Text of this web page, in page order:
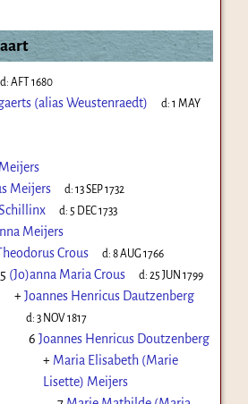
d:AFT 1680
(alias Weustenraedt) d:1 MAY
Meijers d:13 SEP 1732
d: 5 DEC 1733
Meijers
Crous d:8 AUG 1766
5 (Jo)anna Maria Crous d:25 JUN 1799
+Joannes Henricus Dautzenberg
d:3 NOV 1817
6 Joannes Henricus Doutzenberg
+ Maria Elisabeth (Marie
Lisette) Meijers